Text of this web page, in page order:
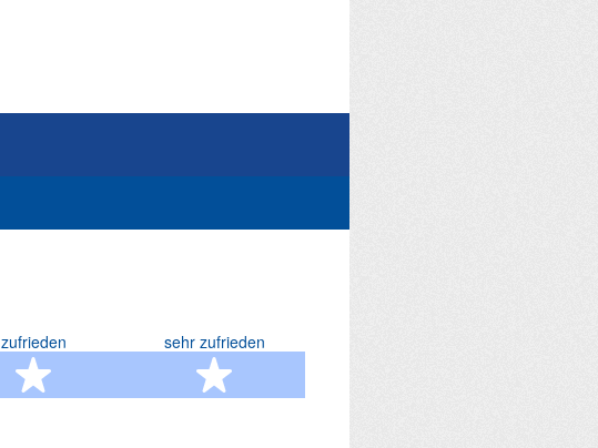
zufrieden
4 Sterne
sehr zufrieden
5 Sterne